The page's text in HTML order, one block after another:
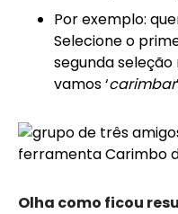
Por exemplo:
Selecione o
segunda
vamos ‘carimbar
Olha como ficou